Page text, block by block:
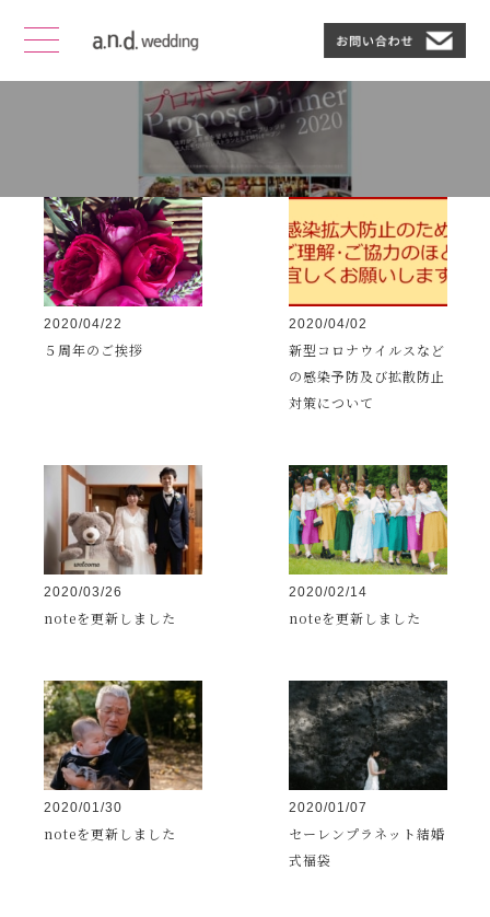
0年0月
2020/04/22
５周年のご挨拶
2020/04/02
新型コロナウイルスなど
の感染予防及び拡散防止
対策について
2020/03/26
noteを更新しました
2020/02/14
noteを更新しました
2020/01/30
noteを更新しました
2020/01/07
セーレンプラネット結婚
式福袋